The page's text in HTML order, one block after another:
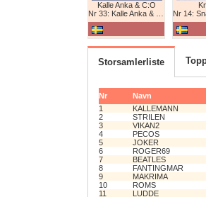
Kalle Anka & C:O
Nr 33: Kalle Anka & C:O
Nr 14:
Storsamlerliste
Nr
Navn
1
KALLEMANN
2
STRILEN
3
VIKAN2
4
PECOS
5
JOKER
6
ROGER69
7
BEATLES
8
FANTINGMAR
9
MAKRIMA
10
ROMS
11
LUDDE